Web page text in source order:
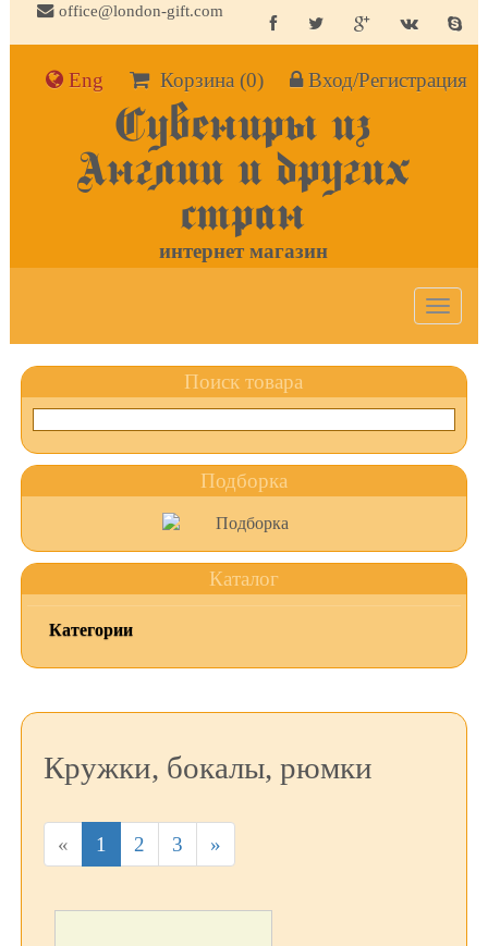
office@london-gift.com
Eng Корзина(0) Вход/Регистрация
Сувениры из
Англии и других
стран
интернет магазин
Toggle
Поиск товара
Подборка
Каталог
Категории
Кружки, бокалы, рюмки
« 1 2 3 »